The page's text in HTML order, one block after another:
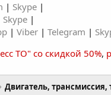
| Skype |
Skype |
| Viber | Telegram |
ТО" со скидкой 50%,